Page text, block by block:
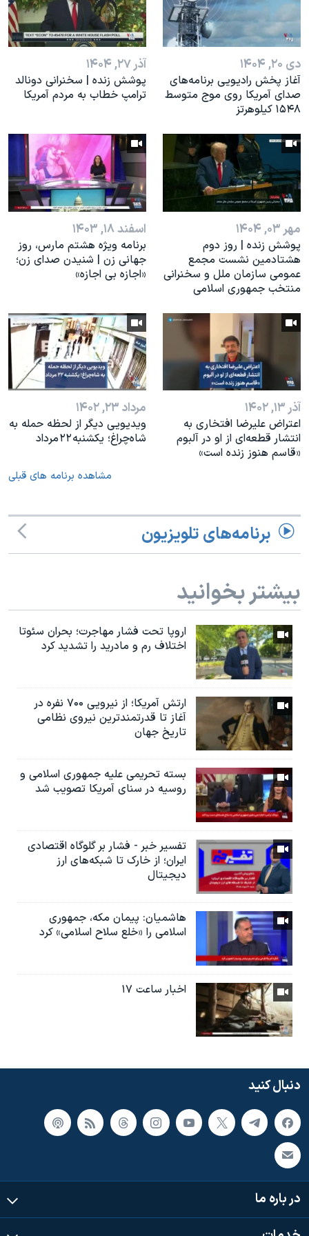
نرگس محمدی برنده جایزه نوبل صلح
صفحه‌های ویژه
سفر پرزیدنت ترامپ به چین
دی ۲۰, ۱۴۰۴
آغاز پخش رادیویی برنامه‌های
صدای آمریکا روی موج متوسط
۱۵۴۸ کیلوهرتز
آذر ۲۷, ۱۴۰۴
پوشش زنده | سخنرانی دونالد
ترامپ خطاب به مردم آمریکا
مهر ۰۳, ۱۴۰۴
پوشش زنده | روز دوم
هشتادمین نشست مجمع
عمومی سازمان ملل و سخنرانی
منتخب جمهوری اسلامی
اسفند ۱۸, ۱۴۰۳
برنامه ویژه هشتم مارس، روز
جهانی زن | شنیدن صدای زن؛
«اجازه بی اجازه»
آذر ۱۳, ۱۴۰۲
اعتراض علیرضا افتخاری به
انتشار قطعه‌ای از او در آلبوم
«قاسم هنوز زنده است»
مرداد ۲۳, ۱۴۰۲
ویدیویی دیگر از لحظه حمله به
شاه‌چراغ؛ یکشنبه ۲۲ مرداد
مشاهده برنامه های قبلی
برنامه‌های تلویزیون
بیشتر بخوانید
اروپا تحت فشار مهاجرت؛ بحران سئوتا
اختلاف رم و مادرید را تشدید کرد
ارتش آمریکا؛ از نيرویی ۷۰۰ نفره در
آغاز تا قدرتمندترین نیروی نظامی
تاریخ جهان
بسته تحریمی علیه جمهوری اسلامی و
روسیه در سنای آمریکا تصویب شد
تفسیر خبر - فشار بر گلوگاه اقتصادی
ایران؛ از خارک تا شبکه‌های ارز
دیجیتال
هاشمیان: پیمان مکه، جمهوری
اسلامی را «خلع سلاح اسلامی» کرد
اخبار ساعت ۱۷
دنبال کنید
در باره ما